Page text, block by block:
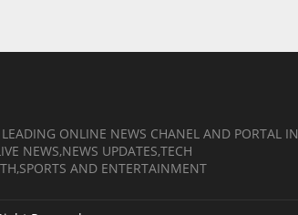
ONLINE NEWS CHANEL AND PORTAL IN
NEWS,NEWS UPDATES,TECH
AND ENTERTAINMENT